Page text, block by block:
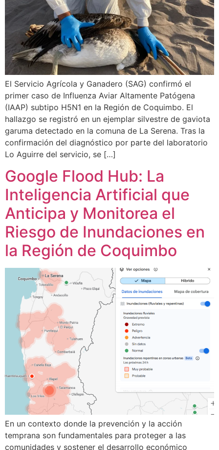
El Servicio Agrícola y Ganadero (SAG) confirmó el
primer caso de Influenza Aviar Altamente Patógena
(IAAP) subtipo H5N1 en la Región de Coquimbo. El
hallazgo se registró en un ejemplar silvestre de gaviota
garuma detectado en la comuna de La Serena. Tras la
confirmación del diagnóstico por parte del laboratorio
Lo Aguirre del servicio, se […]
Google Flood Hub: La
Inteligencia Artificial que
Anticipa y Monitorea el
Riesgo de Inundaciones en
la Región de Coquimbo
En un contexto donde la prevención y la acción
temprana son fundamentales para proteger a las
comunidades y sostener el desarrollo económico